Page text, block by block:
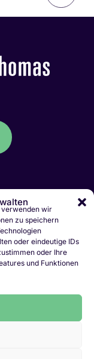
verwenden wir
zu speichern
oder eindeutige IDs
oder Ihre
und Funktionen
FL